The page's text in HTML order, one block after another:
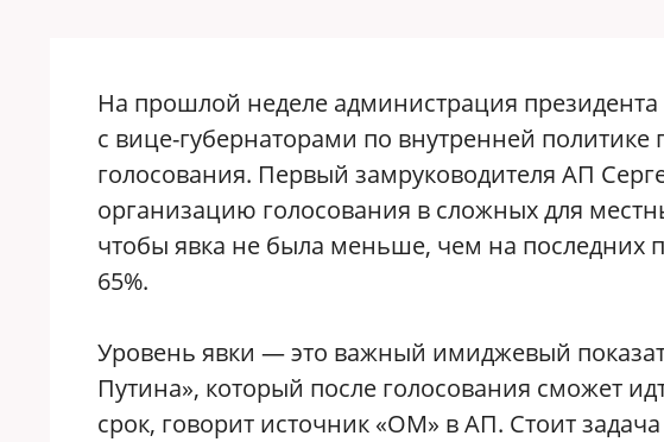
На прошлой неделе администрация
с вице-губернаторами по внутренней
голосования. Первый замруководителя АП
организацию голосования в сложных для
чтобы явка не была меньше, чем на последних
65%.
Уровень явки — это важный имиджевый
Путина», который после голосования сможет
срок, говорит источник «ОМ» в АП. Стоит